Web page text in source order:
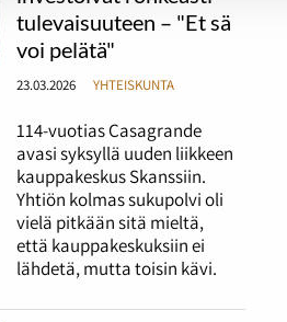
tulevaisuuteen – "Et sä
voi pelätä"
23.03.2026 YHTEISKUNTA
114-vuotias Casagrande
avasi syksyllä uuden liikkeen
kauppakeskus Skanssiin.
Yhtiön kolmas sukupolvi oli
vielä pitkään sitä mieltä,
että kauppakeskuksiin ei
lähdetä, mutta toisin kävi.